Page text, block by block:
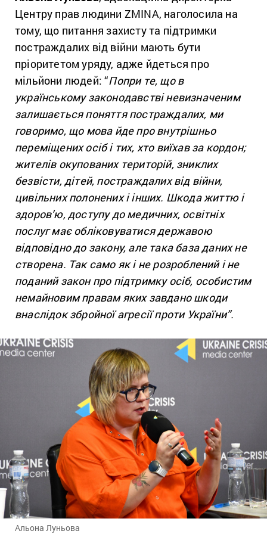
Центру прав людини ZMINA, наголосила на
тому, що питання захисту та підтримки
постраждалих від війни мають бути
пріоритетом уряду, адже йдеться про
мільйони людей: “Попри те, що в
українському законодавстві невизначеним
залишається поняття постраждалих, ми
говоримо, що мова йде про внутрішньо
переміщених осіб і тих, хто виїхав за кордон;
жителів окупованих територій, зниклих
безвісти, дітей, постраждалих від війни,
цивільних полонених і інших. Шкода життю і
здоров’ю, доступу до медичних, освітніх
послуг має обліковуватися державою
відповідно до закону, але така база даних не
створена. Так само як і не розроблений і не
поданий закон про підтримку осіб, особистим
немайновим правам яких завдано шкоди
внаслідок збройної агресії проти України”.
Альона Луньова